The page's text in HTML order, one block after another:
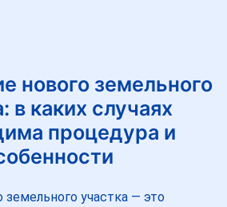
нового земельного
в каких случаях
процедура и
земельного участка — это